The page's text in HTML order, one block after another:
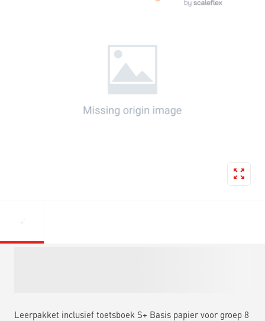
Leerpakket inclusief toetsboek S+ Basis papier voor groep 8